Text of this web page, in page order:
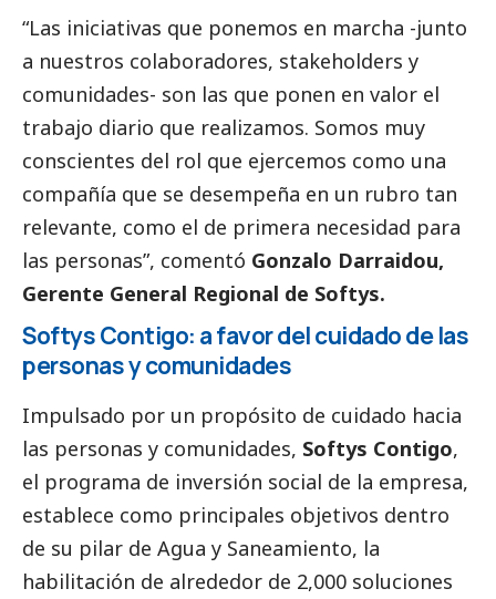
“Las iniciativas que ponemos en marcha -junto
a nuestros colaboradores, stakeholders y
comunidades- son las que ponen en valor el
trabajo diario que realizamos. Somos muy
conscientes del rol que ejercemos como una
compañía que se desempeña en un rubro tan
relevante, como el de primera necesidad para
las personas”, comentó Gonzalo Darraidou,
Gerente General Regional de Softys.
Softys Contigo: a favor del cuidado de las
personas y comunidades
Impulsado por un propósito de cuidado hacia
las personas y comunidades, Softys Contigo,
el programa de inversión social de la empresa,
establece como principales objetivos dentro
de su pilar de Agua y Saneamiento, la
habilitación de alrededor de 2,000 soluciones